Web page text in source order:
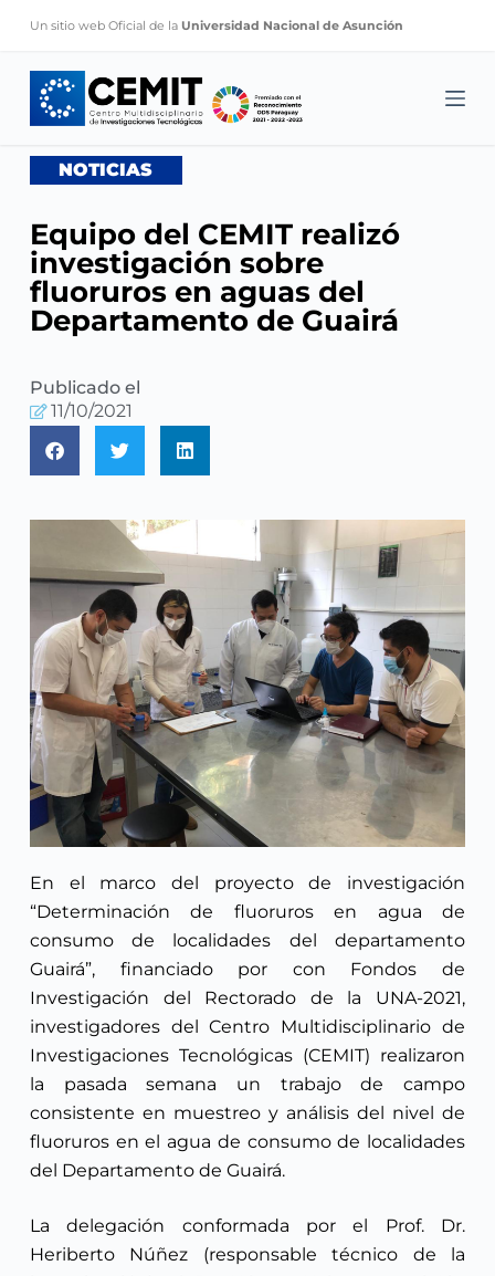
S
o
n
e
Un sitio web Oficial de la Universidad Nacional de Asunción
NOTICIAS
Equipo del CEMIT realizó
investigación sobre
fluoruros en aguas del
Departamento de Guairá
Publicado el
11/10/2021
En el marco del proyecto de investigación
“Determinación de fluoruros en agua de
consumo de localidades del departamento
Guairá”, financiado por con Fondos de
Investigación del Rectorado de la UNA-2021,
investigadores del Centro Multidisciplinario de
Investigaciones Tecnológicas (CEMIT) realizaron
la pasada semana un trabajo de campo
consistente en muestreo y análisis del nivel de
fluoruros en el agua de consumo de localidades
del Departamento de Guairá.
La delegación conformada por el Prof. Dr.
Heriberto Núñez (responsable técnico de la